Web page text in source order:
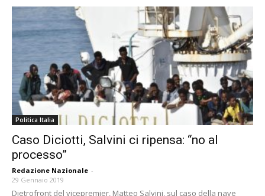
Politica Italia
Caso Diciotti, Salvini ci ripensa: “no al
processo”
Redazione Nazionale -
29 Gennaio 2019
Dietrofront del vicepremier, Matteo Salvini, sul caso della nave